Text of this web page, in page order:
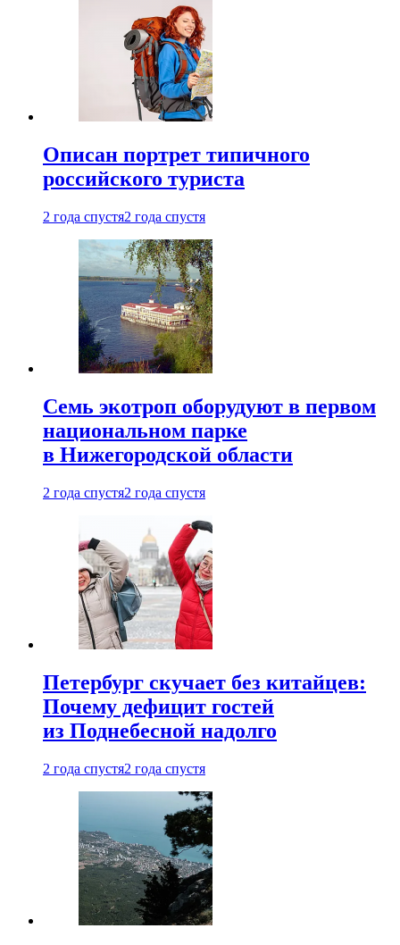
Описан портрет типичного
российского туриста
2 года спустя2 года спустя
Семь экотроп оборудуют в первом
национальном парке
в Нижегородской области
2 года спустя2 года спустя
Петербург скучает без китайцев:
Почему дефицит гостей
из Поднебесной надолго
2 года спустя2 года спустя